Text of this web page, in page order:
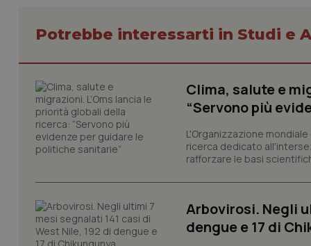
Potrebbe interessarti in Studi e
Clima, salute e
“Servono più
L'Organizzazione
ricerca dedicato
rafforzare le basi
Arbovirosi. Negli
dengue e 17 di
I cookie necessari
e l'accesso alle aree